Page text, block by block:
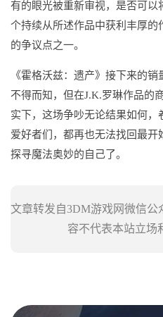
有的眼光被重新审视，是否可
个持续从所述作品中获利丰厚的
的争议点之一。
《霍格沃兹：遗产》接下来的
不得而知，但在J.K.罗琳作品的
实下，这场争吵无论结果如何，
爱好者们，都再也无法找回最
探寻魔法奥妙的自己了。
文章转发自3DM游戏网微信
容不代表本站立场